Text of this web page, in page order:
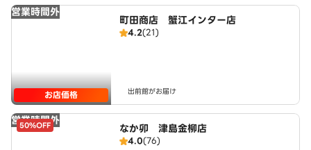
営業時間外
お店価格
町田商店 蟹江インター店
4.2(21)
出前館がお届け
営業時間外
50%OFF なか卯 津島金柳店
4.0(76)